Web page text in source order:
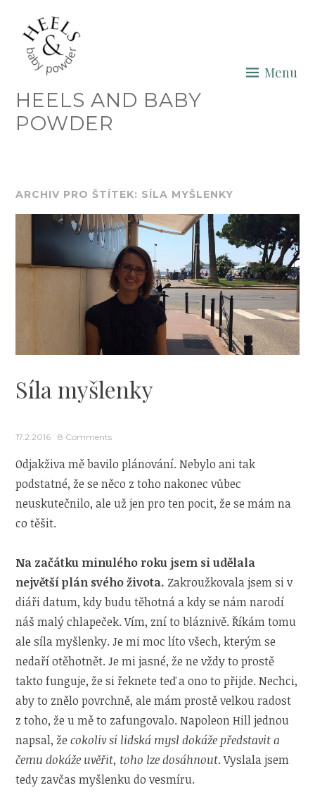
content
HEELS AND BABY
POWDER
Menu
ARCHIV PRO ŠTÍTEK: SÍLA MYŠLENKY
Síla myšlenky
17.2.2016 8 Comments
Odjakživa mě bavilo plánování. Nebylo ani tak
podstatné, že se něco z toho nakonec vůbec
neuskutečnilo, ale už jen pro ten pocit, že se mám na
co těšit.
Na začátku minulého roku jsem si udělala
největší plán svého života. Zakroužkovala jsem si v
diáři datum, kdy budu těhotná a kdy se nám narodí
náš malý chlapeček. Vím, zní to bláznivě. Říkám tomu
ale síla myšlenky. Je mi moc líto všech, kterým se
nedaří otěhotnět. Je mi jasné, že ne vždy to prostě
takto funguje, že si řeknete teď a ono to přijde. Nechci,
aby to znělo povrchně, ale mám prostě velkou radost
z toho, že u mě to zafungovalo. Napoleon Hill jednou
napsal, žecokoliv si lidská mysl dokáže představit a
čemu dokáže uvěřit, toho lze dosáhnout. Vyslala jsem
tedy zavčas myšlenku do vesmíru.